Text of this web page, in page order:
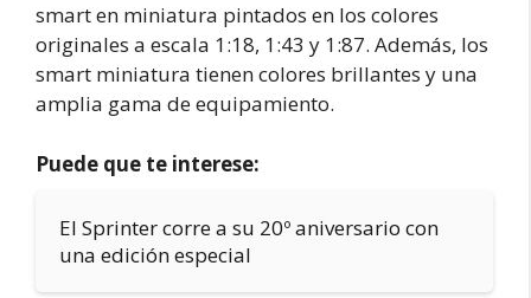
smart en miniatura pintados en los colores
originales a escala 1:18, 1:43 y 1:87. Además, los
smart miniatura tienen colores brillantes y una
amplia gama de equipamiento.
Puede que te interese:
El Sprinter corre a su 20º aniversario con
una edición especial